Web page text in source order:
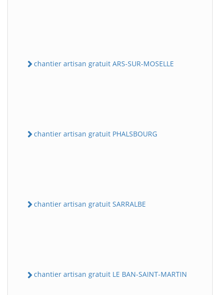
chantier artisan gratuit ARS-SUR-MOSELLE
chantier artisan gratuit PHALSBOURG
chantier artisan gratuit SARRALBE
chantier artisan gratuit LE BAN-SAINT-MARTIN